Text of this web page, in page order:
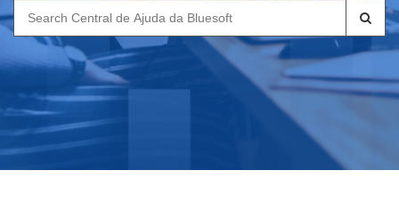
Search
for: